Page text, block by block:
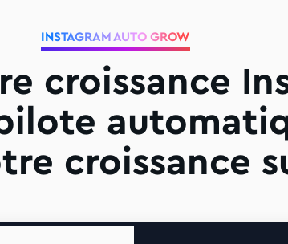
INSTAGRAM AUTO GROW
croissance
croissance